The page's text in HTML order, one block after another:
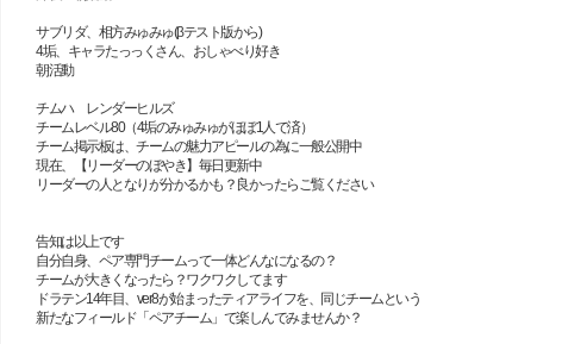
サブリダ、相方みゅみゅ(βテスト版から)
4垢、キャラたっっくさん、おしゃべり好き
朝活動
チムハ レンダーヒルズ
チームレベル80（4垢のみゅみゅがほぼ1人で済）
チーム掲示板は、チームの魅力アピールの為に一般公開中
現在、【リーダーのぼやき】毎日更新中
リーダーの人となりが分かるかも？良かったらご覧ください
告知は以上です
自分自身、ペア専門チームって一体どんなになるの？
チームが大きくなったら？ワクワクしてます
ドラテン14年目、ver8が始まったティアライフを、同じチームという
新たなフィールド「ペアチーム」で楽しんでみませんか？